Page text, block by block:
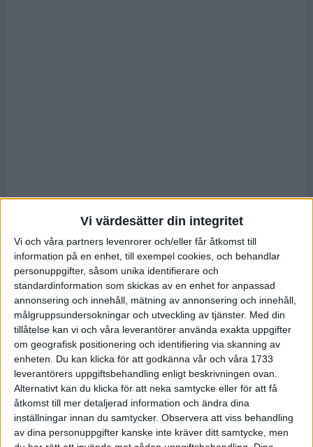
Vi värdesätter din integritet
Vi och våra partners levenrorer och/eller får åtkomst till
information på en enhet, till exempel cookies, och behandlar
personuppgifter, såsom unika identifierare och
standardinformation som skickas av en enhet for anpassad
annonsering och innehåll, mätning av annonsering och innehåll,
målgruppsundersokningar och utveckling av tjänster. Med din
tillåtelse kan vi och våra leverantörer använda exakta uppgifter
om geografisk positionering och identifiering via skanning av
enheten. Du kan klicka för att godkänna vår och våra 1733
leverantörers uppgiftsbehandling enligt beskrivningen ovan.
Alternativt kan du klicka för att neka samtycke eller för att få
åtkomst till mer detaljerad information och ändra dina
inställningar innan du samtycker. Observera att viss behandling
av dina personuppgifter kanske inte kräver ditt samtycke, men